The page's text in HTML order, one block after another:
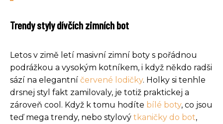
Trendy styly dívčích zimních bot
Letos v zimě letí masivní zimní boty s pořádnou
podrážkou a vysokým kotníkem, i když někdo radši
sází na elegantní červené lodičky. Holky si tenhle
drsnej styl fakt zamilovaly, je totiž praktickej a
zároveň cool. Když k tomu hodíte bílé boty, co jsou
teď mega trendy, nebo stylový tkaničky do bot,